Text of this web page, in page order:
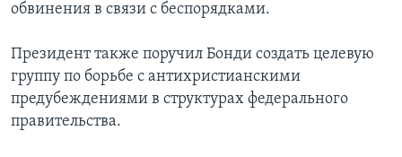
обвинения в связи с беспорядками.
Президент также поручил Бонди создать целевую
группу по борьбе с антихристианскими
предубеждениями в структурах федерального
правительства.